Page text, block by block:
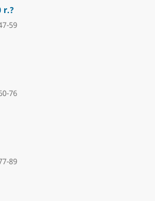
r.?
59
76
89